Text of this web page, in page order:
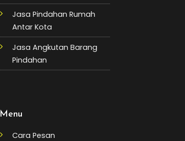
Jasa Pindahan Rumah
Antar Kota
Jasa Angkutan Barang
Pindahan
Menu
Cara Pesan